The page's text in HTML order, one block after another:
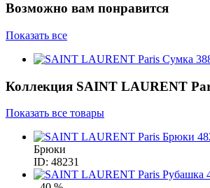
Возможно вам понравится
Показать все
Коллекция SAINT LAURENT
Показать все товары
Брюки
ID: 48231